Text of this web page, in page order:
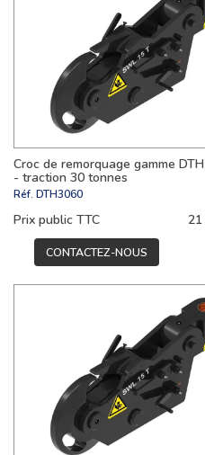
Croc de remorquage gamme
- traction 30 tonnes
Réf. DTH3060
Prix public TTC
CONTACTEZ-NOUS